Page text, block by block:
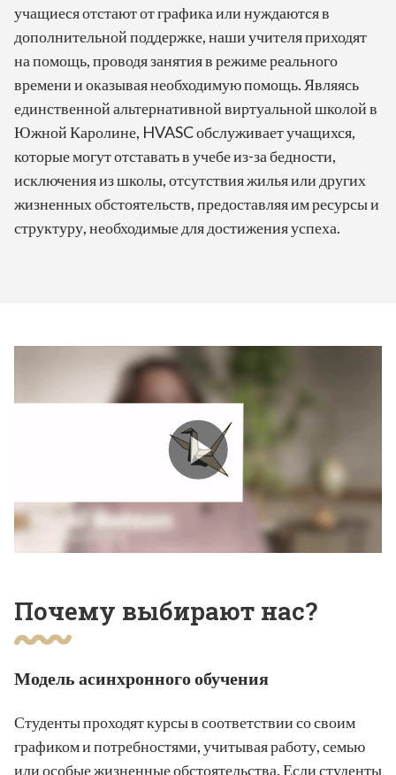
учащиеся отстают от графика или нуждаются в
дополнительной поддержке, наши учителя приходят
на помощь, проводя занятия в режиме реального
времени и оказывая необходимую помощь. Являясь
единственной альтернативной виртуальной школой в
Южной Каролине, HVASC обслуживает учащихся,
которые могут отставать в учебе из-за бедности,
исключения из школы, отсутствия жилья или других
жизненных обстоятельств, предоставляя им ресурсы и
структуру, необходимые для достижения успеха.
Почему выбирают нас?
Модель асинхронного обучения
Студенты проходят курсы в соответствии со своим
графиком и потребностями, учитывая работу, семью
или особые жизненные обстоятельства. Если студенты